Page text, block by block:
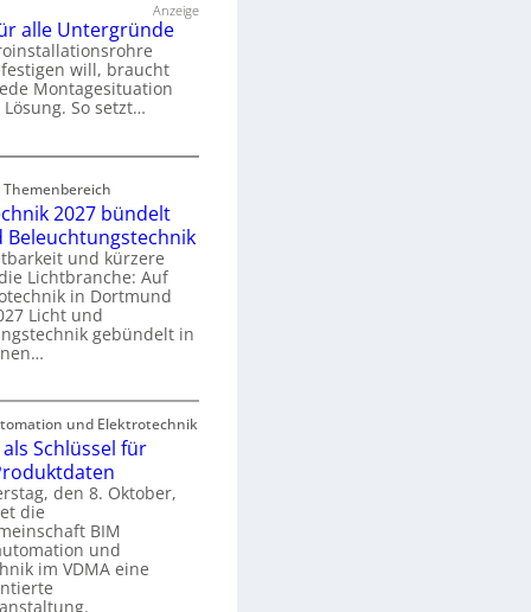
Anzeige
alle Untergründe
will, braucht
Montagesituation
So setzt…
Themenbereich
2027 bündelt
Beleuchtungstechnik
und kürzere
Lichtbranche: Auf
in Dortmund
Licht und
gebündelt in
und Elektrotechnik
als Schlüssel für
den 8. Oktober,
die
BIM
und
im VDMA eine